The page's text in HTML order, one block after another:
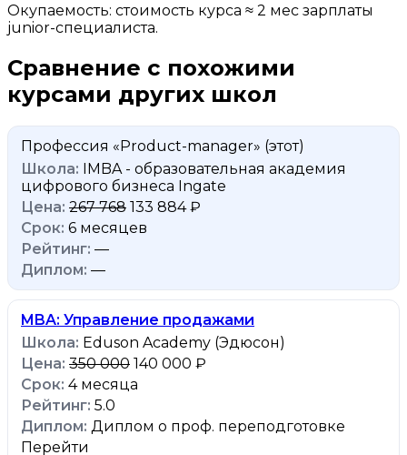
Окупаемость: стоимость курса ≈ 2 мес зарплаты
junior-специалиста.
Сравнение с похожими
курсами других школ
Профессия «Product-manager» (этот)
IMBA - образовательная академия
цифрового бизнеса Ingate
267 768 133 884 ₽
6 месяцев
—
—
MBA: Управление продажами
Eduson Academy (Эдюсон)
350 000 140 000 ₽
4 месяца
5.0
Диплом о проф. переподготовке
Перейти